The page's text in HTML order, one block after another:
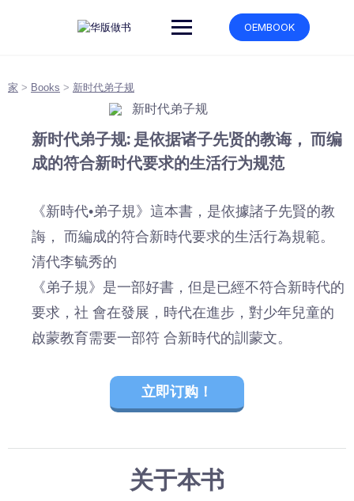
OEMBOOK
家 > Books > 新时代弟子规
新时代弟子规: 是依据诸子先贤的教诲， 而编
成的符合新时代要求的生活行为规范
《新時代•弟子規》這本書，是依據諸子先賢的教
誨， 而編成的符合新時代要求的生活行為規範。
清代李毓秀的
《弟子規》是一部好書，但是已經不符合新時代的
要求，社 會在發展，時代在進步，對少年兒童的
啟蒙教育需要一部符 合新時代的訓蒙文。
立即订购！
关于本书